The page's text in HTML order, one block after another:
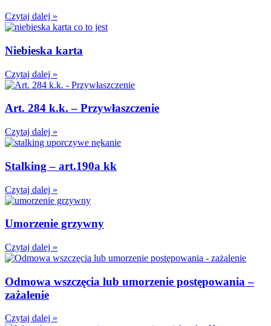
Czytaj dalej »
Niebieska karta
Czytaj dalej »
Art. 284 k.k. – Przywłaszczenie
Czytaj dalej »
Stalking – art.190a kk
Czytaj dalej »
Umorzenie grzywny
Czytaj dalej »
Odmowa wszczęcia lub umorzenie postępowania –
zażalenie
Czytaj dalej »